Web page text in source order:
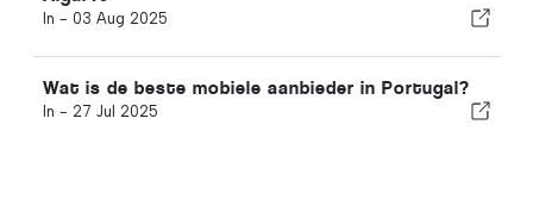
In - 03 Aug 2025
Wat is de beste mobiele aanbieder in Portugal?
In - 27 Jul 2025